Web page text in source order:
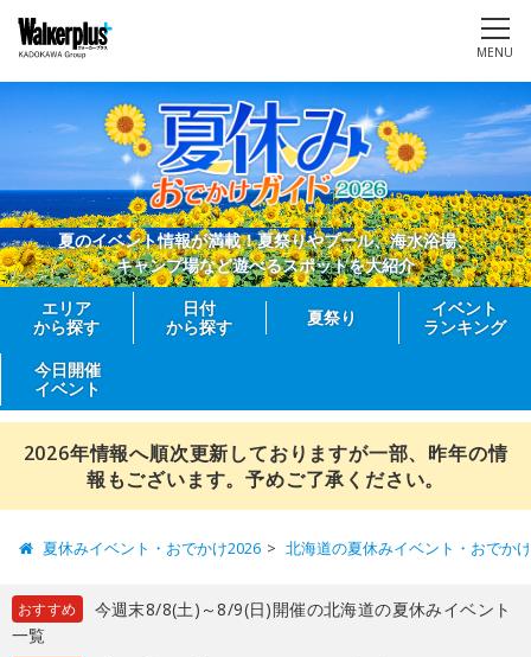
MENU
夏のイベント情報が満載！夏祭りやプール、海水浴場、
キャンプ場など遊べるスポットを大紹介
エリア
から探す
日付
から探す
夏祭り
イベント
ランキング
今日開催
イベント
2026年情報へ順次更新しておりますが一部、昨年の情
報もございます。予めご了承ください。
夏休みイベント・おでかけ2026 北海道の夏休みイベント・おでか
おすすめ
今週末8/8(土)～8/9(日)開催の北海道の夏休みイベント
一覧